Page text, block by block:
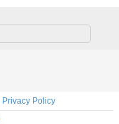
Privacy Policy